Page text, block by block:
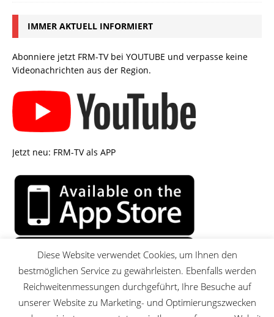
IMMER AKTUELL INFORMIERT
Abonniere jetzt FRM-TV bei YOUTUBE und verpasse keine
Videonachrichten aus der Region.
Jetzt neu: FRM-TV als APP
Diese Website verwendet Cookies, um Ihnen den
bestmöglichen Service zu gewährleisten. Ebenfalls werden
Reichweitenmessungen durchgeführt, Ihre Besuche auf
unserer Website zu Marketing- und Optimierungszwecken